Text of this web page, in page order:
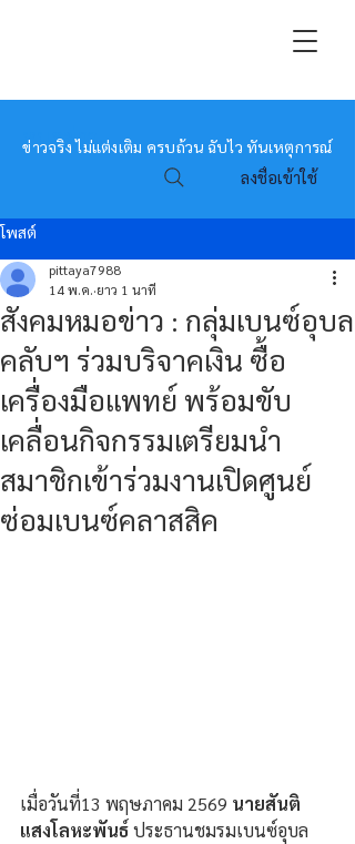
หมอข่าว
ข่าวจริง ไม่แต่งเติม ครบถ้วน ฉับไว ทันเหตุการณ์
ลงชื่อเข้าใช้
โพสต์
สังคมหมอข่าว : กลุ่มเบนซ์อุบล
คลับฯ ร่วมบริจาคเงิน ซื้อ
เครื่องมือแพทย์ พร้อมขับ
เคลื่อนกิจกรรมเตรียมนำ
สมาชิกเข้าร่วมงานเปิดศูนย์
ซ่อมเบนซ์คลาสสิค
pittaya7988
14 พ.ค. ยาว 1 นาที
เมื่อวันที่13 พฤษภาคม 2569 นายสันติ
แสงโลหะพันธ์ ประธานชมรมเบนซ์อุบล